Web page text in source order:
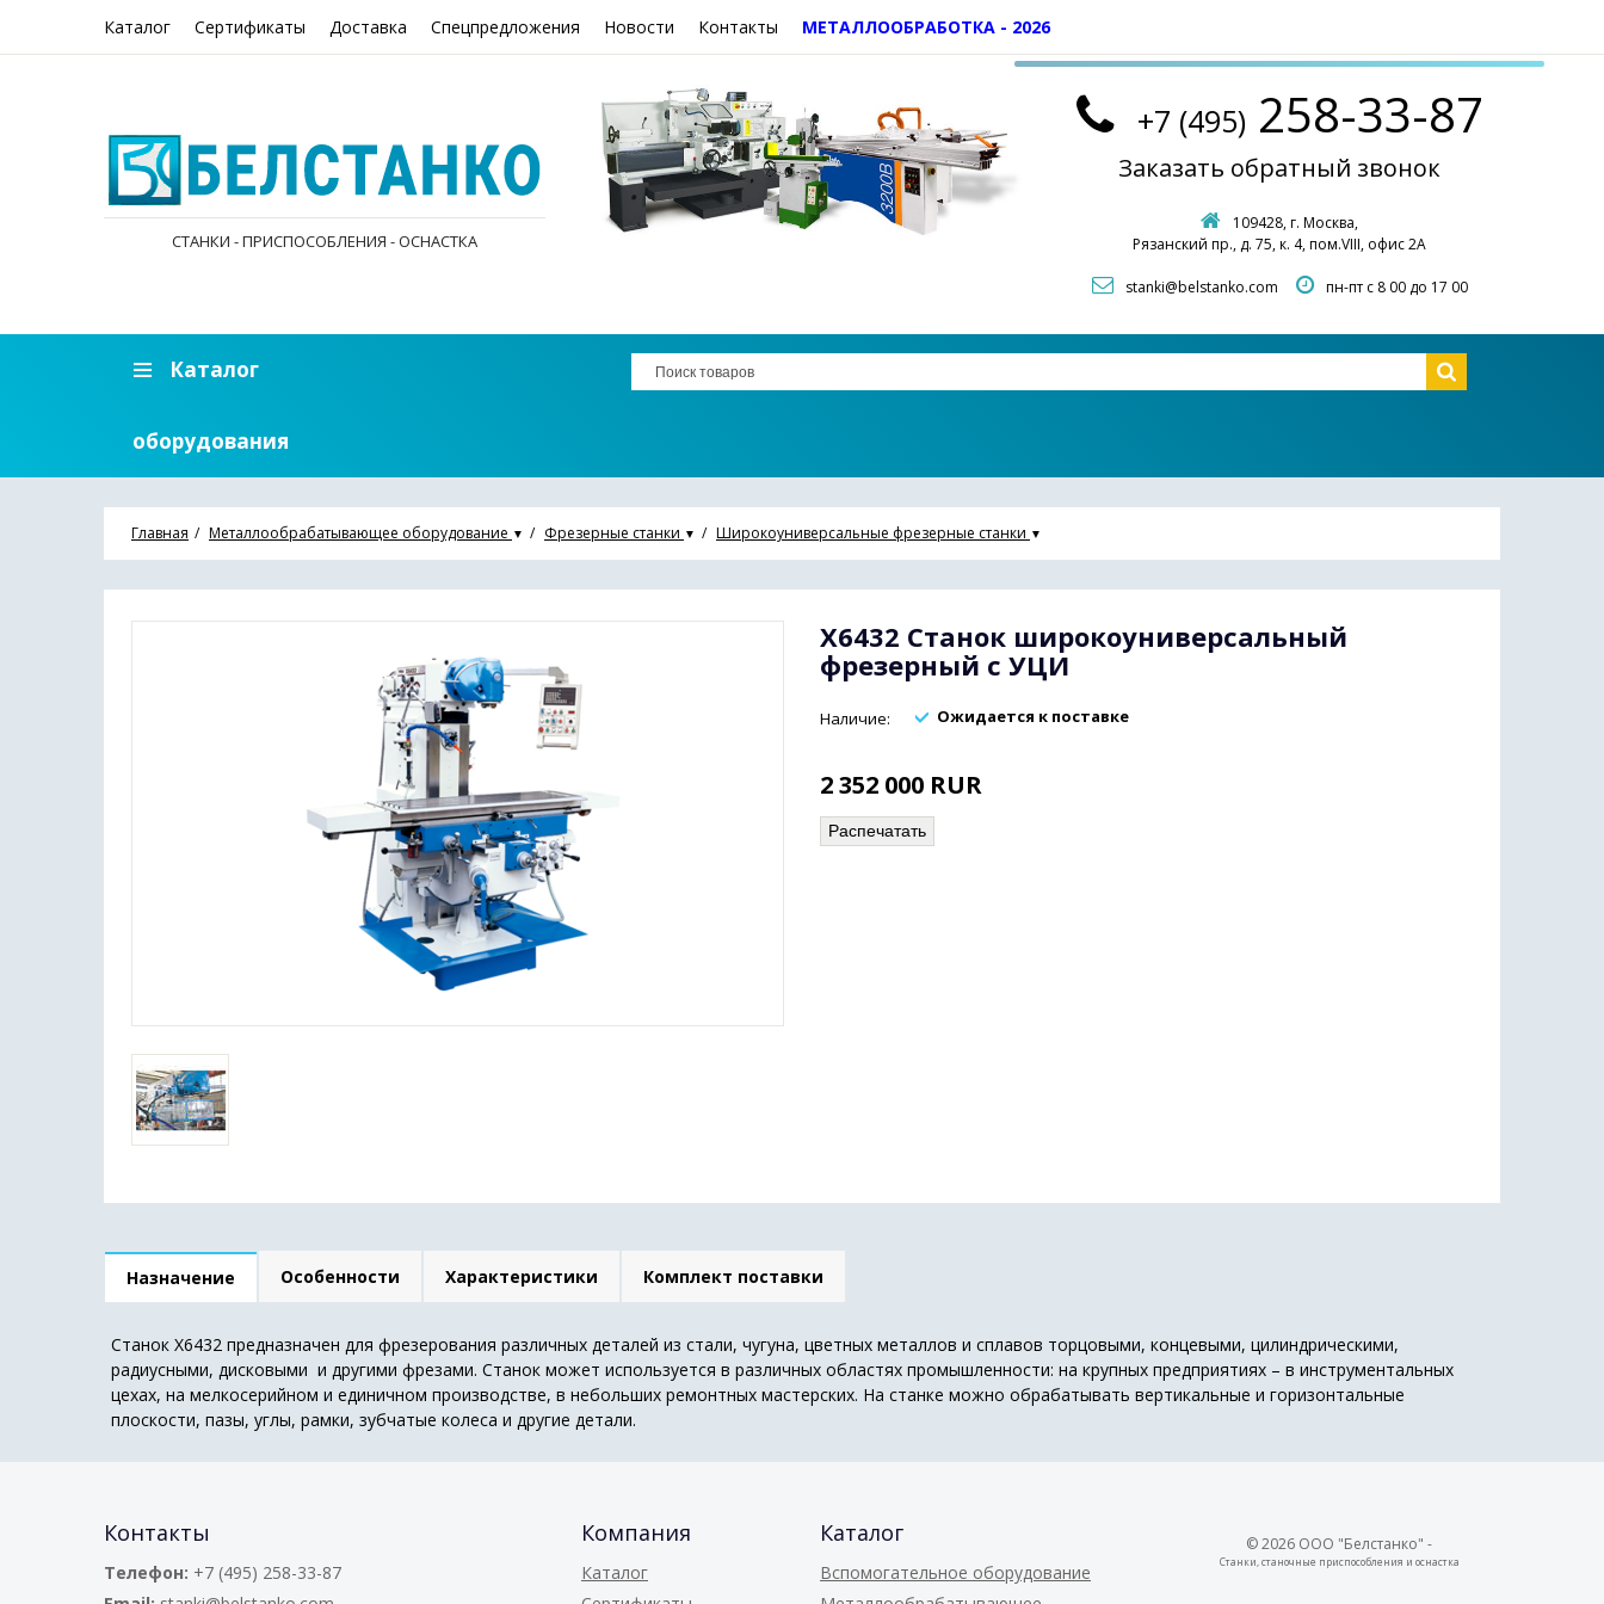
Каталог Сертификаты Доставка Спецпредложения Новости Контакты МЕТАЛЛООБРАБОТКА - 2026
СТАНКИ - ПРИСПОСОБЛЕНИЯ - ОСНАСТКА
+7 (495) 258-33-87
Заказать обратный звонок
109428, г. Москва,
Рязанский пр., д. 75, к. 4, пом.VIII, офис 2А
stanki@belstanko.com пн-пт с 8 00 до 17 00
Каталог
оборудования
Главная Металлообрабатывающее оборудование ▼ Фрезерные станки ▼ Широкоуниверсальные фрезерные станки ▼
X6432 Станок широкоуниверсальный
фрезерный с УЦИ
Наличие: Ожидается к поставке
2 352 000 RUR
Распечатать
Назначение Особенности Характеристики Комплект поставки
Станок X6432 предназначен для фрезерования различных деталей из стали, чугуна, цветных металлов и сплавов торцовыми, концевыми, цилиндрическими,
радиусными, дисковыми и другими фрезами. Станок может используется в различных областях промышленности: на крупных предприятиях – в инструментальных
цехах, на мелкосерийном и единичном производстве, в небольших ремонтных мастерских. На станке можно обрабатывать вертикальные и горизонтальные
плоскости, пазы, углы, рамки, зубчатые колеса и другие детали.
Контакты
Телефон: +7 (495) 258-33-87
Компания
Каталог
Каталог
Вспомогательное оборудование
© 2026 ООО "Белстанко" -
Станки, станочные приспособления и оснастка